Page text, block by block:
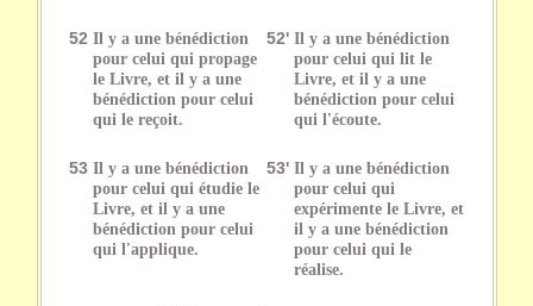
52 Il y a une bénédiction
pour celui qui propage
le Livre, et il y a une
bénédiction pour celui
qui le reçoit.
52' Il y a une bénédiction
pour celui qui lit le
Livre, et il y a une
bénédiction pour celui
qui l'écoute.
53 Il y a une bénédiction
pour celui qui étudie le
Livre, et il y a une
bénédiction pour celui
qui l'applique.
53' Il y a une bénédiction
pour celui qui
expérimente le Livre, et
il y a une bénédiction
pour celui qui le
réalise.